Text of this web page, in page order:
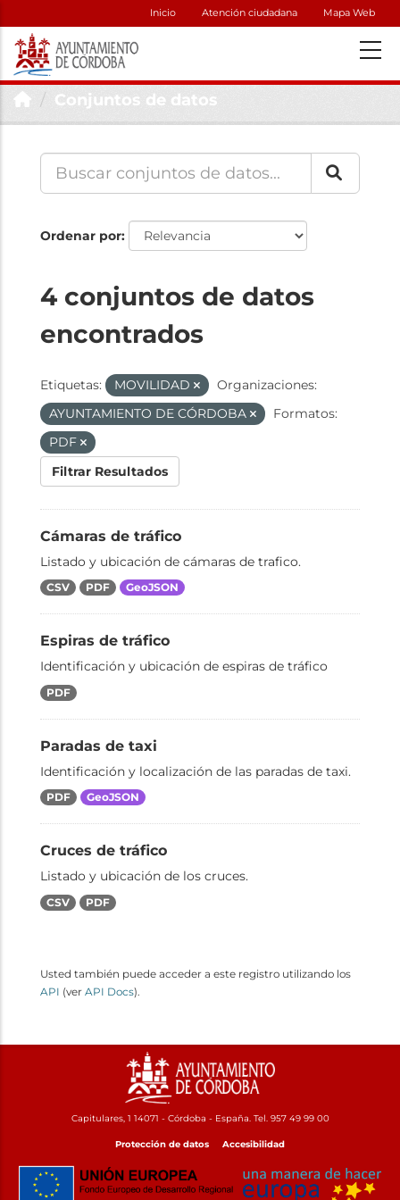
Inicio Atención ciudadana Mapa Web
Conjuntos de datos
Ordenar por
4 conjuntos de datos
encontrados
Etiquetas: MOVILIDAD
Organizaciones:
AYUNTAMIENTO DE CÓRDOBA
Formatos:
PDF
Filtrar Resultados
Cámaras de tráfico
Listado y ubicación de cámaras de trafico.
CSV PDF GeoJSON
Espiras de tráfico
Identificación y ubicación de espiras de tráfico
PDF
Paradas de taxi
Identificación y localización de las paradas de taxi.
PDF GeoJSON
Cruces de tráfico
Listado y ubicación de los cruces.
CSV PDF
Usted también puede acceder a este registro utilizando los
API (ver API Docs).
Capitulares, 1 14071 - Córdoba - España. Tel. 957 49 99 00
Protección de datos Accesibilidad